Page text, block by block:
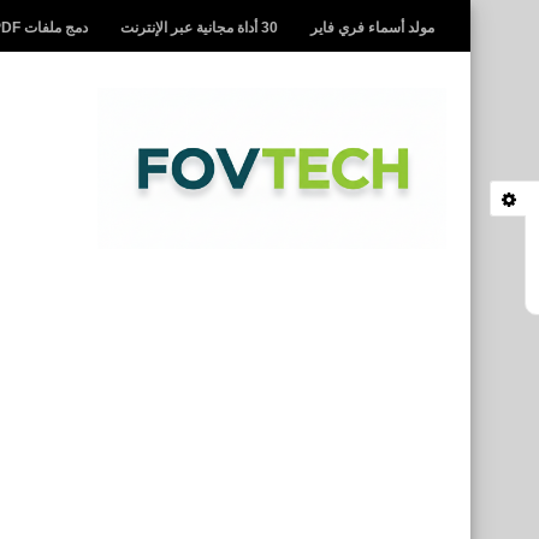
مولد أسماء فري فاير 30 أداة مجانية عبر الإنترنت دمج ملفات PDF